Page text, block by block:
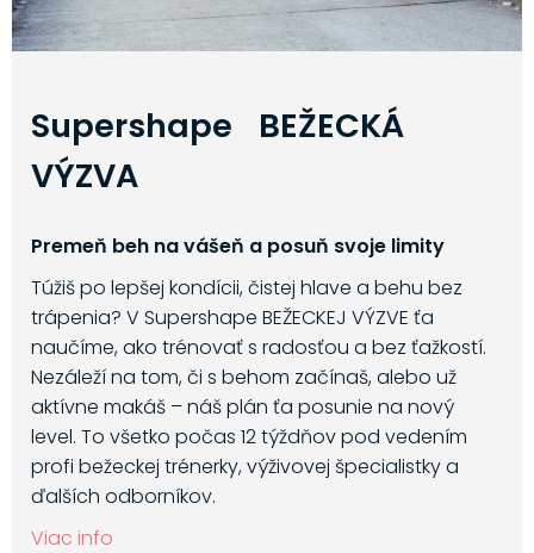
Supershape BEŽECKÁ
VÝZVA
Premeň beh na vášeň a posuň svoje limity
Túžiš po lepšej kondícii, čistej hlave a behu bez
trápenia? V Supershape BEŽECKEJ VÝZVE ťa
naučíme, ako trénovať s radosťou a bez ťažkostí.
Nezáleží na tom, či s behom začínaš, alebo už
aktívne makáš – náš plán ťa posunie na nový
level. To všetko počas 12 týždňov pod vedením
profi bežeckej trénerky, výživovej špecialistky a
ďalších odborníkov.
Viac info